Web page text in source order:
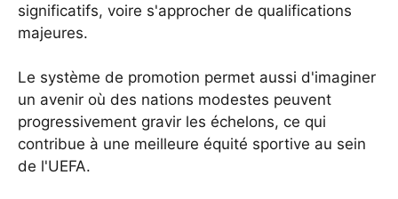
significatifs, voire s'approcher de qualifications
majeures.
Le système de promotion permet aussi d'imaginer
un avenir où des nations modestes peuvent
progressivement gravir les échelons, ce qui
contribue à une meilleure équité sportive au sein
de l'UEFA.